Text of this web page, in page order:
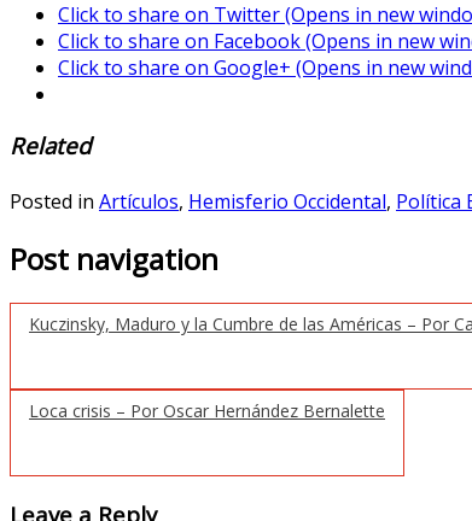
Click to share on Twitter (Opens in new
Click to share on Facebook (Opens in new
Click to share on Google+ (Opens in new
Related
Posted in Artículos, Hemisferio Occidental, Política
Post navigation
Kuczinsky, Maduro y la Cumbre de las Américas – Por
Loca crisis – Por Oscar Hernández Bernalette
Leave a Reply